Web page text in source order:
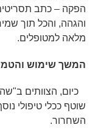
הפקה – כתב
והגהה, והכל תוך
מלאה למטופלים.
המשך שימוש
כיום, הצוותים
שוטף ככלי טיפולי
השחרור.